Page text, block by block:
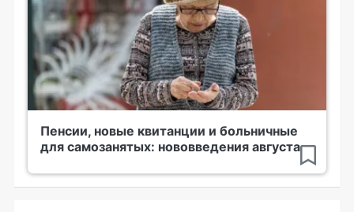
Пенсии, новые квитанции и больничные
для самозанятых: нововведения августа